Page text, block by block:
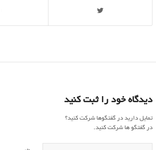
دیدگاه خود را ثبت کنید
تمایل دارید در گفتگوها شرکت کنید؟
در گفتگو ها شرکت کنید.